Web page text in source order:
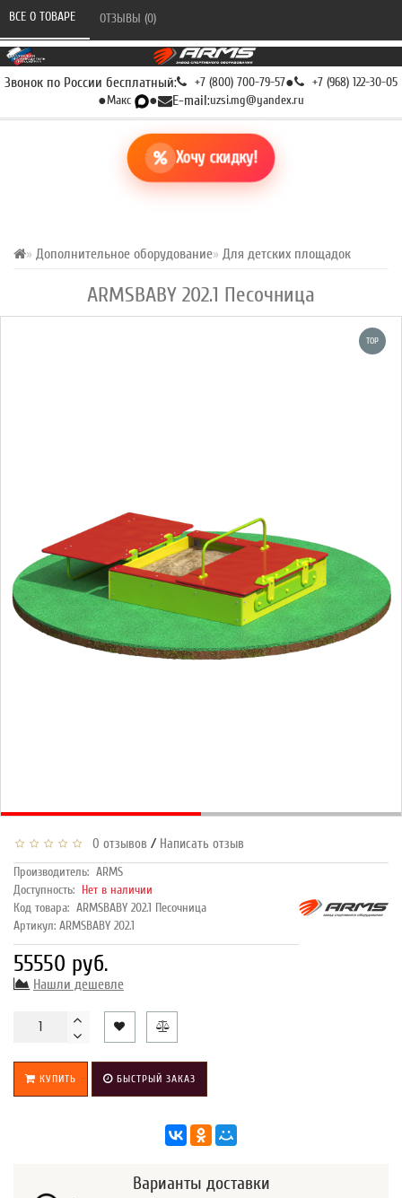
Звонок по России бесплатный: +7 (800) 700-79-57● +7 (968) 122-30-05
●Макс ● E-mail:uzsi.mg@yandex.ru
Хочу скидку!
Дополнительное оборудование Для детских площадок
ARMSBABY 202.1 Песочница
ВСЕ О ТОВАРЕ ОТЗЫВЫ (0)
TOP
0 отзывов / Написать отзыв
Производитель: ARMS
Доступность: Нет в наличии
Код товара: ARMSBABY 202.1 Песочница
Артикул: ARMSBABY 202.1
55550 руб.
Нашли дешевле
КУПИТЬ БЫСТРЫЙ ЗАКАЗ
Варианты доставки